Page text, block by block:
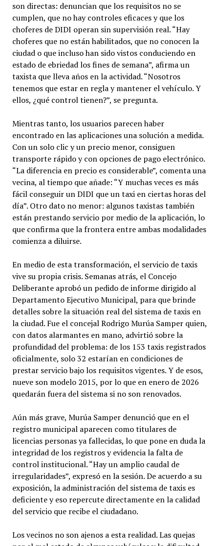
son directas: denuncian que los requisitos no se
cumplen, que no hay controles eficaces y que los
choferes de DIDI operan sin supervisión real. “Hay
choferes que no están habilitados, que no conocen la
ciudad o que incluso han sido vistos conduciendo en
estado de ebriedad los fines de semana”, afirma un
taxista que lleva años en la actividad. “Nosotros
tenemos que estar en regla y mantener el vehículo. Y
ellos, ¿qué control tienen?”, se pregunta.
Mientras tanto, los usuarios parecen haber
encontrado en las aplicaciones una solución a medida.
Con un solo clic y un precio menor, consiguen
transporte rápido y con opciones de pago electrónico.
“La diferencia en precio es considerable”, comenta una
vecina, al tiempo que añade: “Y muchas veces es más
fácil conseguir un DIDI que un taxi en ciertas horas del
día”. Otro dato no menor: algunos taxistas también
están prestando servicio por medio de la aplicación, lo
que confirma que la frontera entre ambas modalidades
comienza a diluirse.
En medio de esta transformación, el servicio de taxis
vive su propia crisis. Semanas atrás, el Concejo
Deliberante aprobó un pedido de informe dirigido al
Departamento Ejecutivo Municipal, para que brinde
detalles sobre la situación real del sistema de taxis en
la ciudad. Fue el concejal Rodrigo Murúa Samper quien,
con datos alarmantes en mano, advirtió sobre la
profundidad del problema: de los 153 taxis registrados
oficialmente, solo 32 estarían en condiciones de
prestar servicio bajo los requisitos vigentes. Y de esos,
nueve son modelo 2015, por lo que en enero de 2026
quedarán fuera del sistema si no son renovados.
Aún más grave, Murúa Samper denunció que en el
registro municipal aparecen como titulares de
licencias personas ya fallecidas, lo que pone en duda la
integridad de los registros y evidencia la falta de
control institucional. “Hay un amplio caudal de
irregularidades”, expresó en la sesión. De acuerdo a su
exposición, la administración del sistema de taxis es
deficiente y eso repercute directamente en la calidad
del servicio que recibe el ciudadano.
Los vecinos no son ajenos a esta realidad. Las quejas